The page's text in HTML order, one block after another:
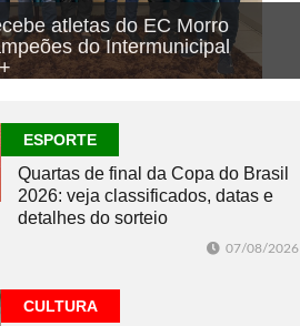
atletas do EC Morro
do Intermunicipal
ESPORTE
Quartas de final da Copa do Brasil
2026: veja classificados, datas e
detalhes do sorteio
07/08/2026
CULTURA